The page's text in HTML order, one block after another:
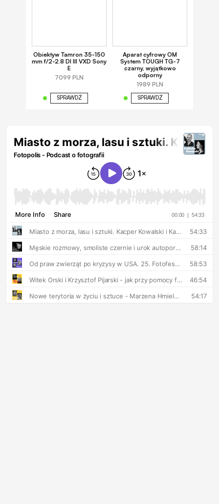
Obiektyw Tamron 35-150
mm f/2-2.8 DI III VXD Sony
E
7099 PLN
SPRAWDŹ
Aparat cyfrowy OM
System TOUGH TG-7
czarny, wyjątkowo
odporny
1989 PLN
SPRAWDŹ